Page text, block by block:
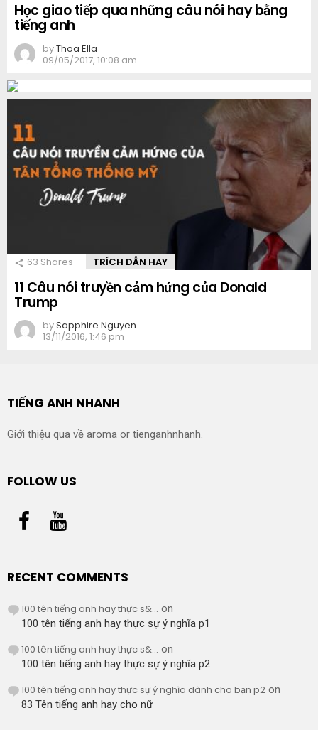
Học giao tiếp qua những câu nói hay bằng
tiếng anh
byThoa Ella
09/05/2017, 10:08 am
63 Shares TRÍCH DẪN HAY
11 Câu nói truyền cảm hứng của Donald
Trump
bySapphire Nguyen
13/11/2016, 1:46 pm
TIẾNG ANH NHANH
Giới thiệu qua về aroma or tienganhnhanh.
FOLLOW US
RECENT COMMENTS
100 tên tiếng anh hay thực s&... on
100 tên tiếng anh hay thực sự ý nghĩa p1
100 tên tiếng anh hay thực s&... on
100 tên tiếng anh hay thực sự ý nghĩa p2
100 tên tiếng anh hay thực sự ý nghĩa dành cho bạn p2 on
83 Tên tiếng anh hay cho nữ